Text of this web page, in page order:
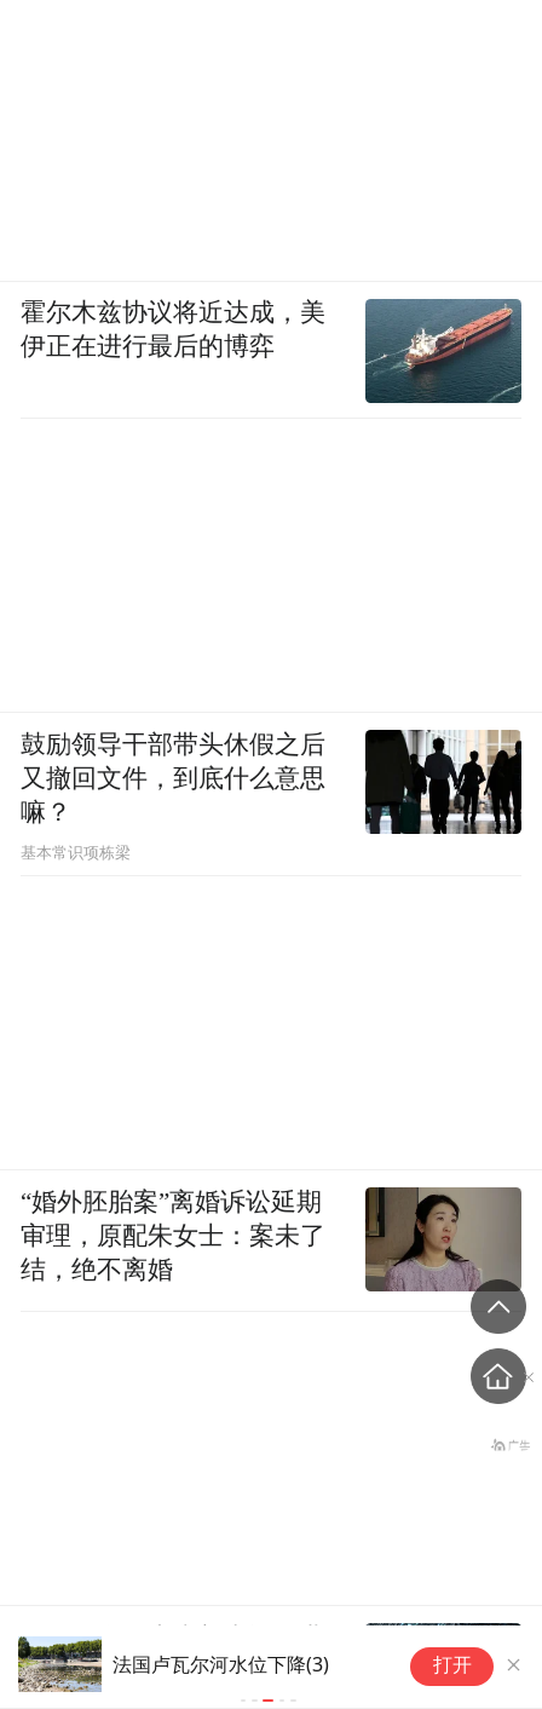
法国卢瓦尔河水位下降(5) 打开
霍尔木兹协议将近达成，美
伊正在进行最后的博弈
鼓励领导干部带头休假之后
又撤回文件，到底什么意思
嘛？
基本常识项栋梁
“婚外胚胎案”离婚诉讼延期
审理，原配朱女士：案未了
结，绝不离婚
刚果（金）东南部中资企业
钴产品铀含量超标？官方回